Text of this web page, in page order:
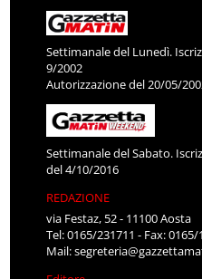
Settimanale del Lunedì.
9/2002
Autorizzazione del 20/05/
Settimanale del Sabato.
del 4/10/2016
REDAZIONE
via Festaz, 52 - 11100 Aosta
Tel: 0165/231711 - Fax: 0165/
Mail: